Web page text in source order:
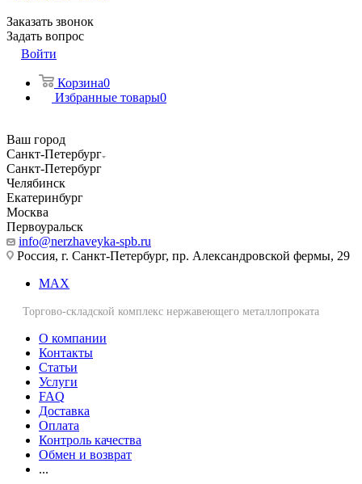
Заказать звонок
Задать вопрос
Войти
Корзина0
Избранные товары0
Ваш город
Санкт-Петербург
Санкт-Петербург
Челябинск
Екатеринбург
Москва
Первоуральск
info@nerzhaveyka-spb.ru
Россия, г. Санкт-Петербург, пр. Александровской фермы, 29
MAX
Торгово-складской комплекс нержавеющего металлопроката
О компании
Контакты
Статьи
Услуги
FAQ
Доставка
Оплата
Контроль качества
Обмен и возврат
...